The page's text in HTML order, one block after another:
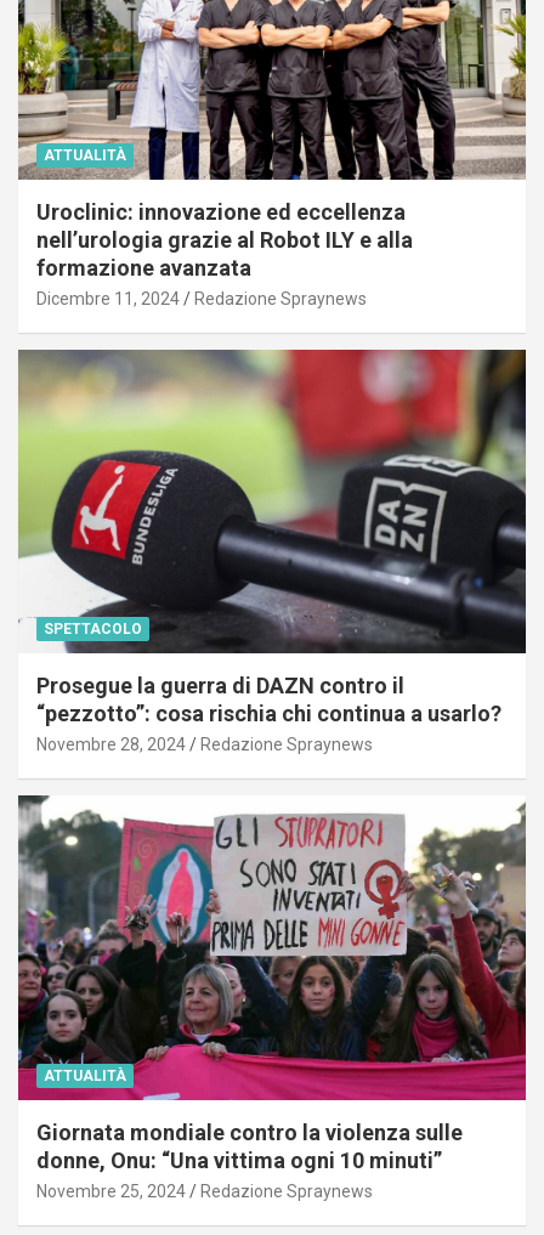
ATTUALITÀ
Uroclinic: innovazione ed eccellenza
nell’urologia grazie al Robot ILY e alla
formazione avanzata
Dicembre 11, 2024 Redazione Spraynews
SPETTACOLO
Prosegue la guerra di DAZN contro il
“pezzotto”: cosa rischia chi continua a usarlo?
Novembre 28, 2024 Redazione Spraynews
ATTUALITÀ
Giornata mondiale contro la violenza sulle
donne, Onu: “Una vittima ogni 10 minuti”
Novembre 25, 2024 Redazione Spraynews